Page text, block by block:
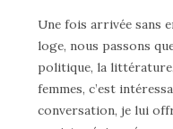
Une fois arrivée sans
loge, nous passons
politique, la
femmes, c’est
conversation, je lui